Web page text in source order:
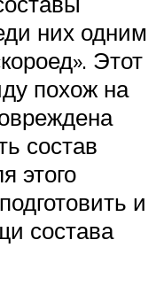
них одним
Этот
похож на
состав
этого
и
состава